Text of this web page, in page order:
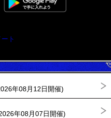
ト
年08月12日開催)
年08月07日開催)